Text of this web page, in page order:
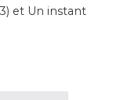
et Un instant